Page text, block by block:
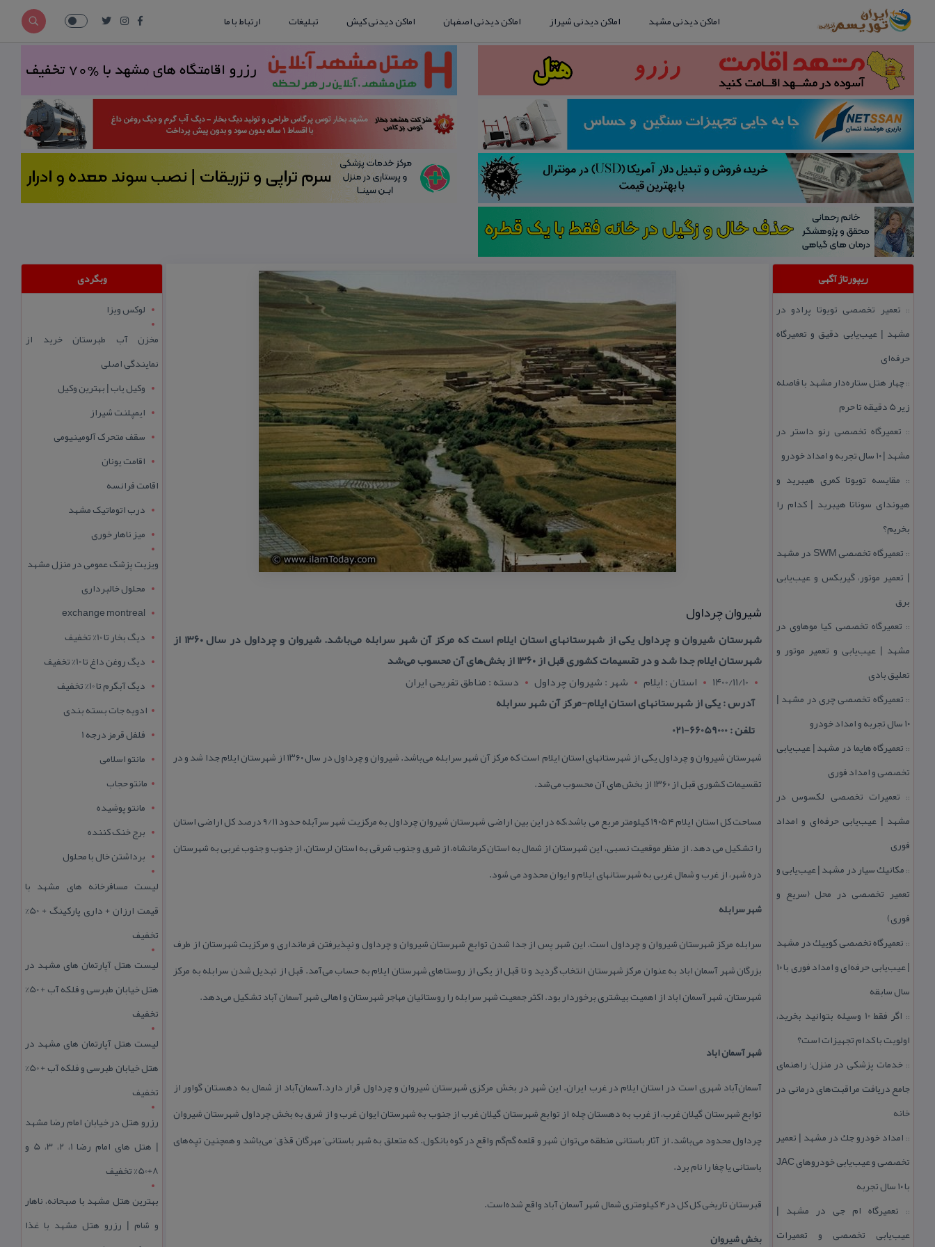
اماکن دیدنی مشهد اماکن دیدنی شیراز اماکن دیدنی اصفهان اماکن دیدنی کیش تبلیغات ارتباط با ما
ریپورتاژ آگهی
:: تعمیر تخصصی تویوتا پرادو در
مشهد | عیب‌یابی دقیق و تعمیرگاه
حرفه‌ای
::چهار هتل‌ ستاره‌دار مشهد با فاصله
زیر 5 دقیقه تا حرم
:: تعمیرگاه تخصصی رنو داستر در
مشهد | ۱۰ سال تجربه و امداد خودرو
:: مقایسه تویوتا كمری هیبرید و
هیوندای سوناتا هیبرید | كدام را
بخریم؟
::
تعمیرگاه تخصصی SWM در مشهد
| تعمیر موتور، گیربكس و عیب‌یابی
برق
:: تعمیرگاه تخصصی كیا موهاوی در
مشهد | عیب‌یابی و تعمیر موتور و
تعلیق بادی
:: تعمیرگاه تخصصی چری در مشهد |
۱۰ سال تجربه و امداد خودرو
:: تعمیرگاه هایما در مشهد | عیب‌یابی
تخصصی و امداد فوری
:: تعمیرات تخصصی لكسوس در
مشهد | عیب‌یابی حرفه‌ای و امداد
فوری
:: مكانیك سیار در مشهد | عیب‌یابی و
تعمیر تخصصی در محل (سریع و
فوری)
:: تعمیرگاه تخصصی كوییك در مشهد
| عیب‌یابی حرفه‌ای و امداد فوری با ۱۰
سال سابقه
::
اگر فقط 10 وسیله بتوانید بخرید،
اولویت با كدام تجهیزات است؟
:: خدمات پزشكی در منزل؛ راهنمای
جامع دریافت مراقبت‌های درمانی در
خانه
:: امداد خودرو جك در مشهد | تعمیر
تخصصی و عیب‌یابی خودروهای JAC
با ۱۰ سال تجربه
:: تعمیرگاه ام جی در مشهد |
عیب‌یابی تخصصی و تعمیرات
شیروان چرداول
شهرستان شیروان و چرداول یكی از شهرستانهای استان ایلام است كه مركز آن شهر سرابله می‌باشد. شیروان و چرداول در سال ۱۳۶۰ از
شهرستان ایلام جدا شد و در تقسیمات كشوری قبل از ۱۳۶۰ از بخش‌های آن محسوب می‌شد
1400/11/10
استان : ايلام شهر : شیروان چرداول
دسته : مناطق تفریحی ایران
آدرس : یكی از شهرستانهای استان ایلام-مركز آن شهر سرابله
تلفن : 66059000-021
شهرستان شیروان و چرداول یكی از شهرستانهای استان ایلام است كه مركز آن شهر سرابله می‌باشد. شیروان و چرداول در سال ۱۳۶۰ از شهرستان ایلام جدا شد و در
تقسیمات كشوری قبل از ۱۳۶۰ از بخش‌های آن محسوب می‌شد.
مساحت كل استان ایلام ۱۹۰۵۴ كیلومتر مربع می باشد،كه در این بین اراضی شهرستان شیروان چرداول به مركزیت شهر سرآبله حدود ۹/۱۱ درصد كل اراضی استان
را تشكیل می دهد. از منظر موقعیت نسبی، این شهرستان از شمال به استان كرمانشاه، از شرق و جنوب شرقی به استان لرستان، از جنوب و جنوب غربی به شهرستان
دره شهر، از غرب و شمال غربی به شهرستانهای ایلام و ایوان محدود می شود.
شهر سرابله
سرابله مركز شهرستان شیروان و چرداول است. این شهر پس از جدا شدن توابع شهرستان شیروان و چرداول و نپذیرفتن فرمانداری و مركزیت شهرستان از طرف
بزرگان شهر آسمان اباد به عنوان مركز شهرستان انتخاب گردید و تا قبل از یكی از روستاهای شهرستان ایلام به حساب می‌آمد. قبل از تبدیل شدن سرابله به مركز
شهرستان، شهر آسمان اباد از اهمیت بیشتری برخوردار بود. اكثر جمعیت شهر سرابله را روستائیان مهاجر شهرستان و اهالی شهر آسمان آباد تشكیل می‌دهد.
شهر آسمان اباد
آسمان‌آباد شهری است در استان ایلام در غرب ایران. این شهر در بخش مركزی شهرستان شیروان و چرداول قرار دارد.آسمان‌آباد از شمال به دهستان گواور از
توابع شهرستان گیلان غرب، از غرب به دهستان چله از توابع شهرستان گیلان غرب از جنوب به شهرستان ایوان غرب و از شرق به بخش چرداول شهرستان شیروان
چرداول محدود می‌باشد. از آثار باستانی منطقه می‌توان شهر و قلعه گم‌گم واقع در كوه بانكول. كه متعلق به شهر باستانی’ مهرگان قذق’ می‌باشد و همچنین تپه‌های
باستانی یا چغا را نام برد.
قبرستان تاریخی كل كل در۴ كیلومتری شمال شهر آسمان آباد واقع شده‌است.
بخش شیروان
وبگردی
لوکس ویزا
مخزن آب طبرستان خرید از
نمایندگی اصلی
وکیل یاب | بهترین وکیل
ایمپلنت شیراز
سقف متحرک آلومینیومی
اقامت یونان
اقامت فرانسه
درب اتوماتیک مشهد
میز ناهار خوری
ویزیت پزشک عمومی در منزل مشهد
محلول خالبرداری
exchange montreal
دیگ بخار تا 10% تخفیف
دیگ روغن داغ تا 10% تخفیف
دیگ آبگرم تا 10% تخفیف
ادویه جات بسته بندی
فلفل قرمز درجه 1
مانتو اسلامی
مانتو حجاب
مانتو پوشیده
برج خنک کننده
برداشتن خال با محلول
لیست مسافرخانه های مشهد با
قیمت ارزان + داری پارکینگ + 50%
تخفیف
لیست هتل آپارتمان های مشهد در
هتل خیابان طبرسی و فلکه آب + 50%
تخفیف
لیست هتل آپارتمان های مشهد در
هتل خیابان طبرسی و فلکه آب + 50%
تخفیف
رزرو هتل در خیابان امام رضا مشهد
| هتل‌ های امام رضا 1، 2، 3، 5 و
8+50% تخفیف
بهترین هتل مشهد با صبحانه، ناهار
و شام | رزرو هتل مشهد با غذا